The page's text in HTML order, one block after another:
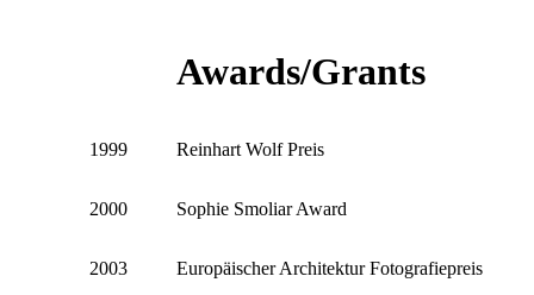
Awards/Grants
1999 Reinhart Wolf Preis
2000 Sophie Smoliar Award
2003 Europäischer Architektur Fotografiepreis